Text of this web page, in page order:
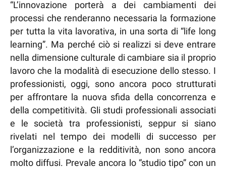
“L’innovazione porterà a dei cambiamenti dei
processi che renderanno necessaria la formazione
per tutta la vita lavorativa, in una sorta di “life long
learning”. Ma perché ciò si realizzi si deve entrare
nella dimensione culturale di cambiare sia il proprio
lavoro che la modalità di esecuzione dello stesso. I
professionisti, oggi, sono ancora poco strutturati
per affrontare la nuova sfida della concorrenza e
della competitività. Gli studi professionali associati
e le società tra professionisti, seppur si siano
rivelati nel tempo dei modelli di successo per
l’organizzazione e la redditività, non sono ancora
molto diffusi. Prevale ancora lo “studio tipo” con un